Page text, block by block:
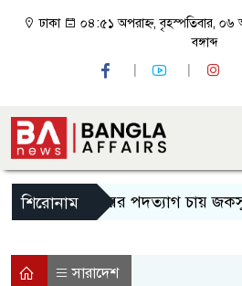
ঢাকা
০৪:৫১ অপরাহ্ন, বৃহস্পতিবার,
বঙ্গাব্দ
শিরোনাম
জবি প্রক্টরের পদত্যাগ চায় জকসু
সারাদেশ